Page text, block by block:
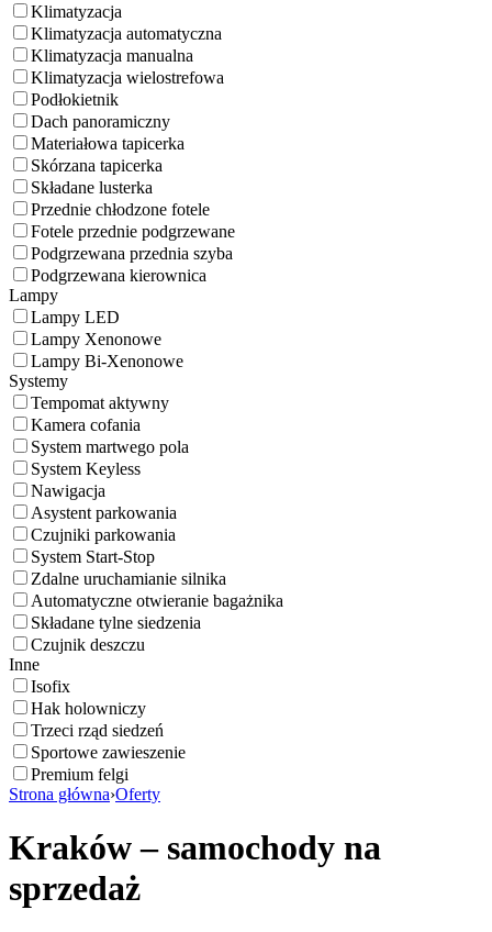
Klimatyzacja
Klimatyzacja automatyczna
Klimatyzacja manualna
Klimatyzacja wielostrefowa
Podłokietnik
Dach panoramiczny
Materiałowa tapicerka
Skórzana tapicerka
Składane lusterka
Przednie chłodzone fotele
Fotele przednie podgrzewane
Podgrzewana przednia szyba
Podgrzewana kierownica
Lampy
Lampy LED
Lampy Xenonowe
Lampy Bi-Xenonowe
Systemy
Tempomat aktywny
Kamera cofania
System martwego pola
System Keyless
Nawigacja
Asystent parkowania
Czujniki parkowania
System Start-Stop
Zdalne uruchamianie silnika
Automatyczne otwieranie bagażnika
Składane tylne siedzenia
Czujnik deszczu
Inne
Isofix
Hak holowniczy
Trzeci rząd siedzeń
Sportowe zawieszenie
Premium felgi
Strona główna›Oferty
Kraków – samochody na
sprzedaż